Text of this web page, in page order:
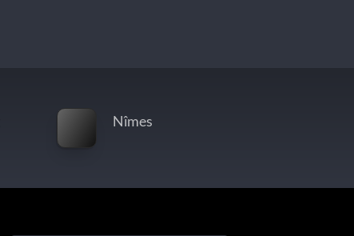
Nîmes